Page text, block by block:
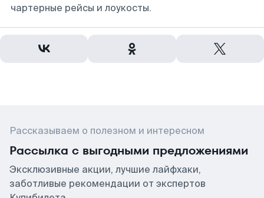
чартерные рейсы и лоукосты.
Рассказываем о полезном и интересном
Рассылка с выгодными предложениями
Эксклюзивные акции, лучшие лайфхаки,
заботливые рекомендации от экспертов